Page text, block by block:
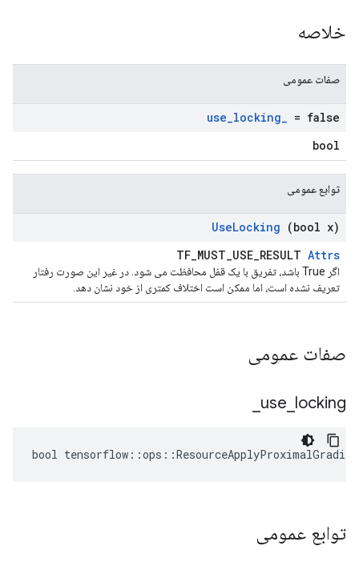
خلاصه
صفات عمومی
use_locking_ = false
bool
توابع عمومی
UseLocking (bool x)
TF_MUST_USE_RESULT Attrs
اگر True باشد، تفریق با یک قفل محافظت می شود. در غیر این صورت رفتار
تعریف نشده است، اما ممکن است اختلاف کمتری از خود نشان دهد.
صفات عمومی
use locking
bool
توابع عمومی